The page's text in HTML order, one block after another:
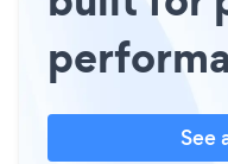
See